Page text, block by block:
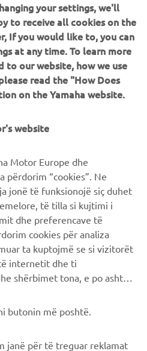
manutenzione. Inoltre,
sono eventuali promozioni o
dell'acquisto.
a come si comporta
al comfort della sella. Non
potrai godere al massimo del
il modello di scooter
te.
your settings, we'll
to receive all cookies on the
If you would like to, you can
at any time. To learn more
our website, how we use
read the "How Does
on the Yamaha website.
website
Motor Europe dhe
përdorim “cookies”. Ne
jonë të funksionojë siç duhet
të tilla si kujtimi i
dhe preferencave të
cookies për analiza
ta kuptojmë se si vizitorët
internetit dhe ti
shërbimet tona, e po ashtu ti
butonin më poshtë.
janë për të treguar reklamat